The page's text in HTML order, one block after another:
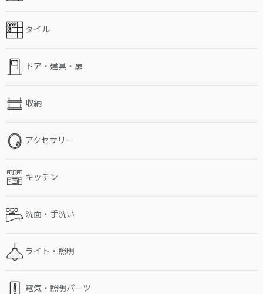
タイル
ドア・建具・扉
収納
アクセサリー
キッチン
洗面・手洗い
ライト・照明
電気・照明パーツ